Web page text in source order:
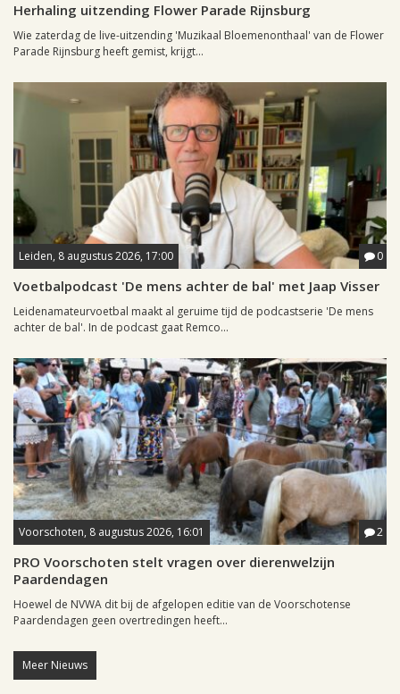
Herhaling uitzending Flower Parade Rijnsburg
Wie zaterdag de live-uitzending 'Muzikaal Bloemenonthaal' van de Flower
Parade Rijnsburg heeft gemist, krijgt...
Leiden, 8 augustus 2026, 17:00 0
Voetbalpodcast 'De mens achter de bal' met Jaap Visser
Leidenamateurvoetbal maakt al geruime tijd de podcastserie 'De mens
achter de bal'. In de podcast gaat Remco...
Voorschoten, 8 augustus 2026, 16:01 2
PRO Voorschoten stelt vragen over dierenwelzijn
Paardendagen
Hoewel de NVWA dit bij de afgelopen editie van de Voorschotense
Paardendagen geen overtredingen heeft...
Meer Nieuws